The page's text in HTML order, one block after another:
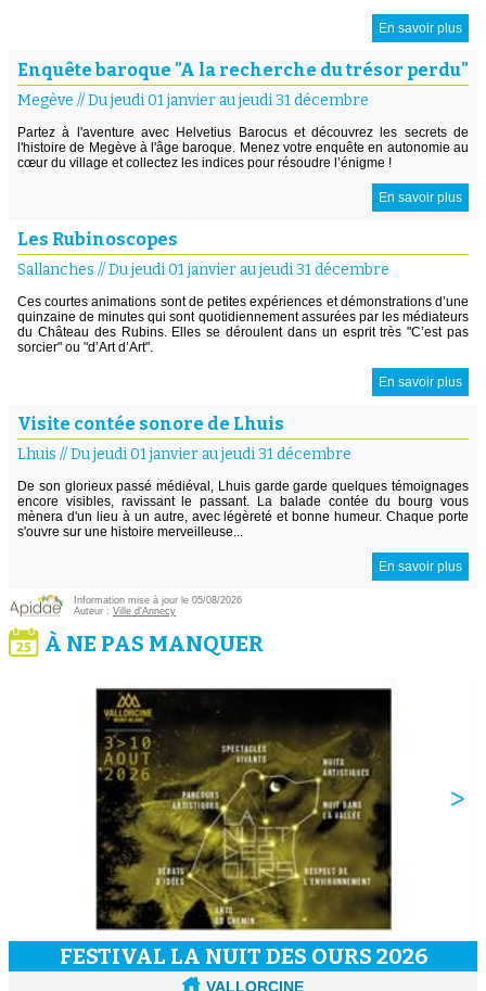
En savoir plus
Enquête baroque "A la recherche du trésor perdu"
Megève //Du jeudi 01 janvier au jeudi 31 décembre
Partez à l'aventure avec Helvetius Barocus et découvrez les secrets de
l'histoire de Megève à l'âge baroque. Menez votre enquête en autonomie au
cœur du village et collectez les indices pour résoudre l’énigme !
En savoir plus
Les Rubinoscopes
Sallanches //Du jeudi 01 janvier au jeudi 31 décembre
Ces courtes animations sont de petites expériences et démonstrations d’une
quinzaine de minutes qui sont quotidiennement assurées par les médiateurs
du Château des Rubins. Elles se déroulent dans un esprit très "C’est pas
sorcier" ou "d’Art d’Art".
En savoir plus
Visite contée sonore de Lhuis
Lhuis //Du jeudi 01 janvier au jeudi 31 décembre
De son glorieux passé médiéval, Lhuis garde garde quelques témoignages
encore visibles, ravissant le passant. La balade contée du bourg vous
mènera d'un lieu à un autre, avec légèreté et bonne humeur. Chaque porte
s'ouvre sur une histoire merveilleuse...
En savoir plus
Information mise à jour le 05/08/2026
Auteur : Ville d'Annecy
À NE PAS MANQUER
FESTIVAL LA NUIT DES OURS 2026
VALLORCINE